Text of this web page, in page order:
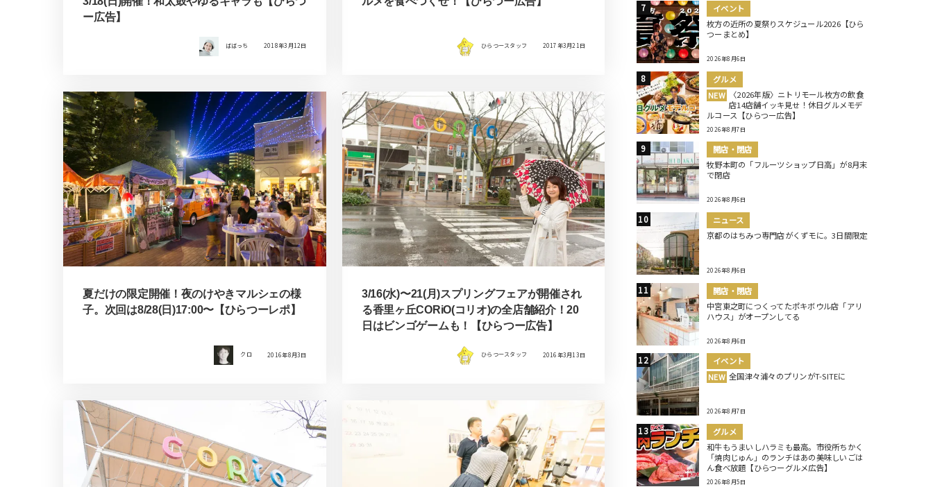
ー広告】
ばばっち 2018年3月12日 ひらつースタッフ 2017年3月21日
夏だけの限定開催！夜のけやきマルシェの様
子。次回は8/28(日)17:00〜【ひらつーレポ】
クロ 2016年8月3日
3/16(水)〜21(月)スプリングフェアが開催され
る香里ヶ丘CORiO(コリオ)の全店舗紹介！20
日はビンゴゲームも！【ひらつー広告】
ひらつースタッフ 2016年3月13日
イベント
枚方の近所の夏祭りスケジュール2026【ひら
つーまとめ】
2026年8月6日
グルメ
NEW
〈2026年版〉ニトリモール枚方の飲食
店14店舗イッキ見せ！休日グルメモデ
ルコース【ひらつー広告】
2026年8月7日
開店・閉店
牧野本町の「フルーツショップ日高」が8月末
で閉店
2026年8月6日
ニュース
京都のはちみつ専門店がくずモに。3日間限定
2026年8月6日
開店・閉店
中宮東之町につくってたポキボウル店「アリ
ハウス」がオープンしてる
2026年8月6日
イベント
NEW 全国津々浦々のプリンがT-SITEに
2026年8月7日
グルメ
和牛もうまいしハラミも最高。市役所ちかく
「焼肉じゅん」のランチはあの美味しいごは
ん食べ放題【ひらつーグルメ広告】
2026年8月5日